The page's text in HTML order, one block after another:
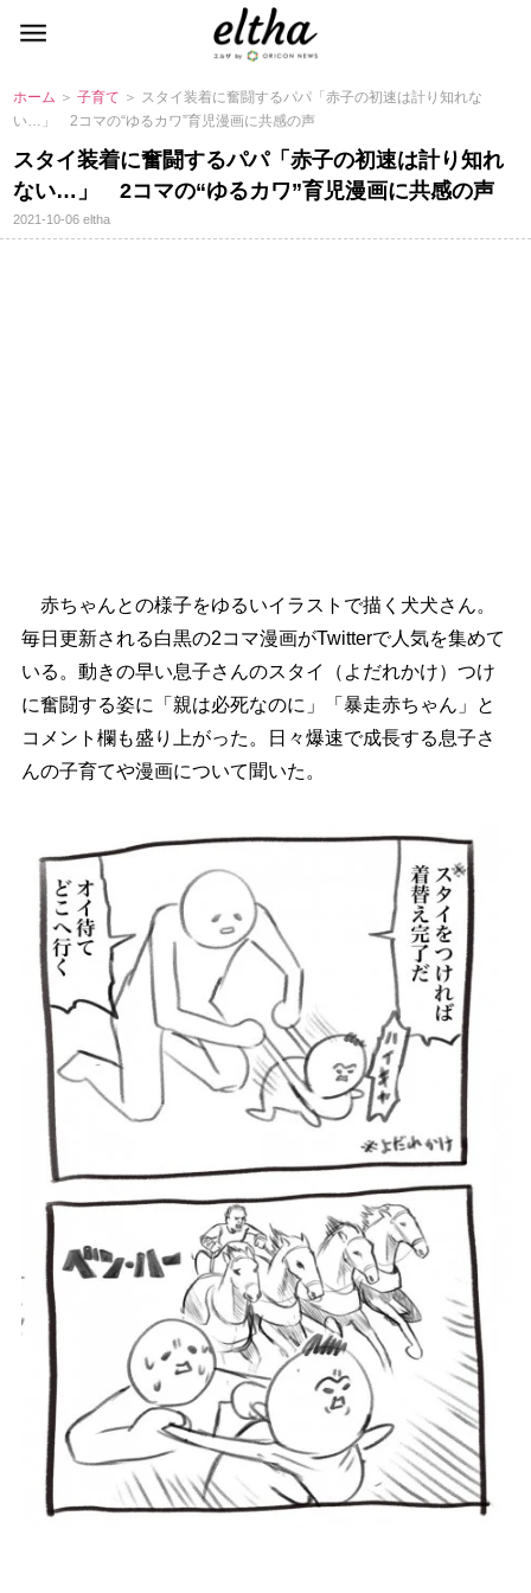
ホーム ＞子育て ＞ スタイ装着に奮闘するパパ「赤子の初速は計り知れな
い…」 2コマの“ゆるカワ”育児漫画に共感の声
スタイ装着に奮闘するパパ「赤子の初速は計り知れ
ない…」 2コマの“ゆるカワ”育児漫画に共感の声
2021-10-06eltha
赤ちゃんとの様子をゆるいイラストで描く犬犬さん。
毎日更新される白黒の2コマ漫画がTwitterで人気を集めて
いる。動きの早い息子さんのスタイ（よだれかけ）つけ
に奮闘する姿に「親は必死なのに」「暴走赤ちゃん」と
コメント欄も盛り上がった。日々爆速で成長する息子さ
んの子育てや漫画について聞いた。